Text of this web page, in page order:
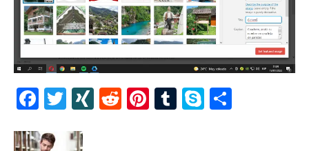
Facebook
Twitter
XINGReddit
Pinterest
Tumblr
Skype